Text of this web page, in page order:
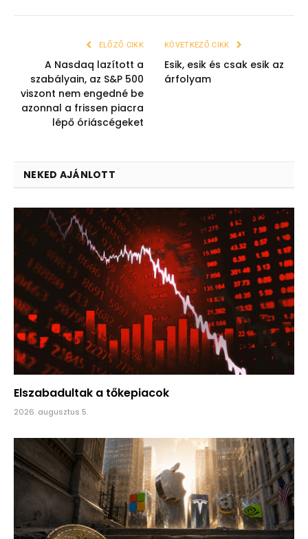
ELŐZŐ CIKK
A Nasdaq lazított a
szabályain, az S&P 500
viszont nem engedné be
azonnal a frissen piacra
lépő óriáscégeket
KÖVETKEZŐ CIKK
Esik, esik és csak esik az
árfolyam
NEKED AJÁNLOTT
Elszabadultak a tőkepiacok
2026. augusztus 5.